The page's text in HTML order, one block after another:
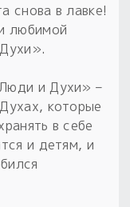
снова в лавке!
любимой
и Духи» –
которые
в себе
и детям, и